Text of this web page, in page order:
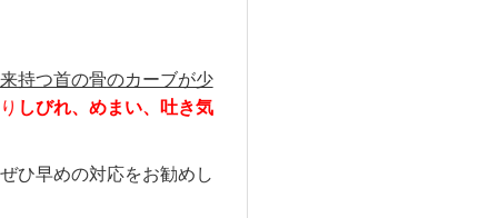
持つ首の骨のカーブが少
しびれ、めまい、吐き気
ひ早めの対応をお勧めし